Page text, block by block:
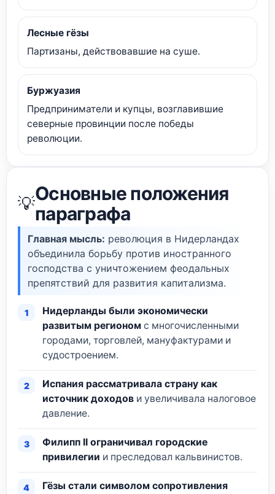
Лесные гёзы
Партизаны, действовавшие на суше.
Буржуазия
Предприниматели и купцы, возглавившие
северные провинции после победы
революции.
💡Основные положения
параграфа
Главная мысль: революция в Нидерландах
объединила борьбу против иностранного
господства с уничтожением феодальных
препятствий для развития капитализма.
Нидерланды были экономически
развитым регионом с многочисленными
городами, торговлей, мануфактурами и
судостроением.
Испания рассматривала страну как
источник доходов и увеличивала налоговое
давление.
Филипп II ограничивал городские
привилегии и преследовал кальвинистов.
Гёзы стали символом сопротивления